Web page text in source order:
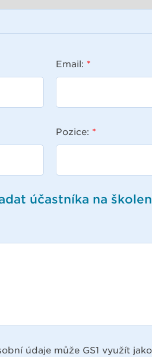
Email: *
Pozice: *
účastníka na
údaje může GS1 využít